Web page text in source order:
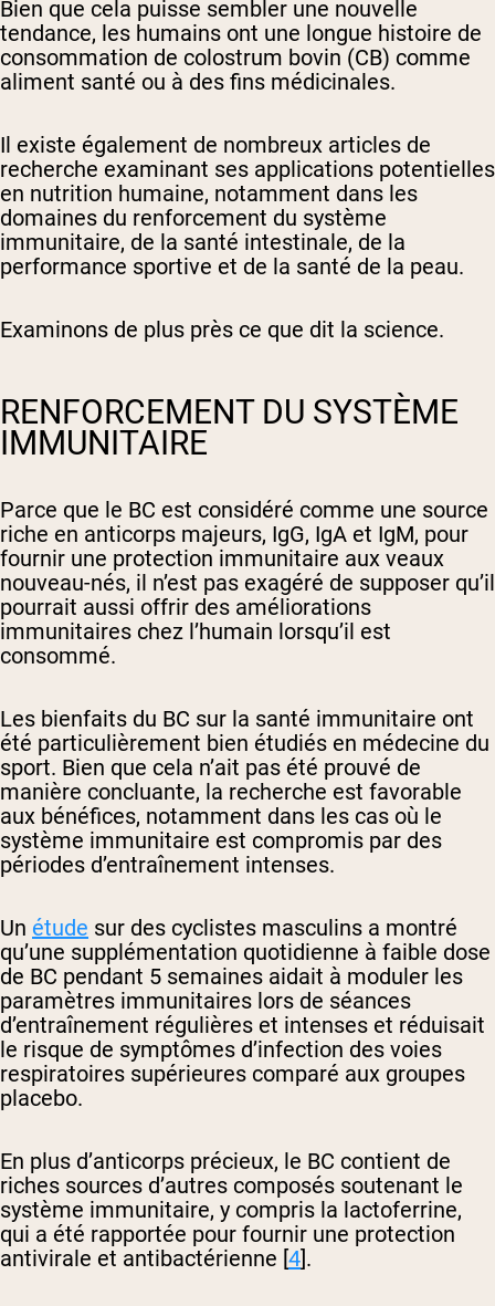
Bien que cela puisse sembler une nouvelle
tendance, les humains ont une longue histoire de
consommation de colostrum bovin (CB) comme
aliment santé ou à des fins médicinales.
Il existe également de nombreux articles de
recherche examinant ses applications potentielles
en nutrition humaine, notamment dans les
domaines du renforcement du système
immunitaire, de la santé intestinale, de la
performance sportive et de la santé de la peau.
Examinons de plus près ce que dit la science.
RENFORCEMENT DU SYSTÈME
IMMUNITAIRE
Parce que le BC est considéré comme une source
riche en anticorps majeurs, IgG, IgA et IgM, pour
fournir une protection immunitaire aux veaux
nouveau-nés, il n’est pas exagéré de supposer qu’il
pourrait aussi offrir des améliorations
immunitaires chez l’humain lorsqu’il est
consommé.
Les bienfaits du BC sur la santé immunitaire ont
été particulièrement bien étudiés en médecine du
sport. Bien que cela n’ait pas été prouvé de
manière concluante, la recherche est favorable
aux bénéfices, notamment dans les cas où le
système immunitaire est compromis par des
périodes d’entraînement intenses.
Un étude sur des cyclistes masculins a montré
qu’une supplémentation quotidienne à faible dose
de BC pendant 5 semaines aidait à moduler les
paramètres immunitaires lors de séances
d’entraînement régulières et intenses et réduisait
le risque de symptômes d’infection des voies
respiratoires supérieures comparé aux groupes
placebo.
En plus d’anticorps précieux, le BC contient de
riches sources d’autres composés soutenant le
système immunitaire, y compris la lactoferrine,
qui a été rapportée pour fournir une protection
antivirale et antibactérienne [4].